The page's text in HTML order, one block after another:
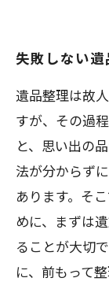
失敗しない
遺品整理は故
すが、その過
と、思い出の
法が分からず
あります。そ
めに、まずは
ることが大切
に、前もって